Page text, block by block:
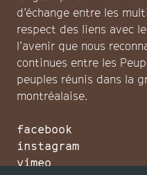
d’échange entre les
respect des liens avec
l’avenir que nous
continues entre les
peuples réunis dans la
montréalaise.
facebook
instagram
vimeo